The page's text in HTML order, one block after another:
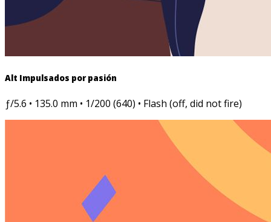
Alt Impulsados por pasión
ƒ/5.6 • 135.0 mm • 1/200 (640) • Flash (off, did not fire)